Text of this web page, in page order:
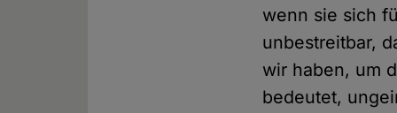
wenn sie sich
unbestreitbar,
wir haben, um
bedeutet,